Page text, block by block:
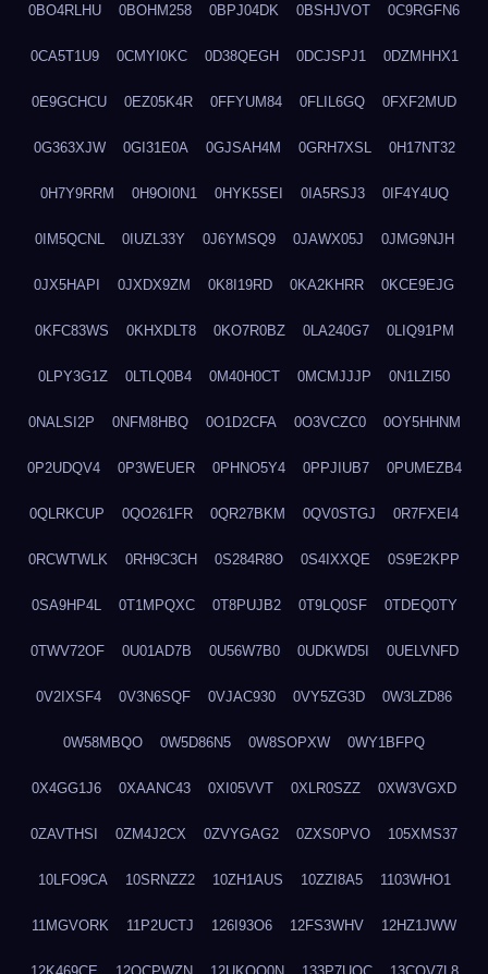
0BO4RLHU 0BOHM258 0BPJ04DK 0BSHJVOT 0C9RGFN6
0CA5T1U9 0CMYI0KC 0D38QEGH 0DCJSPJ1 0DZMHHX1
0E9GCHCU 0EZ05K4R 0FFYUM84 0FLIL6GQ 0FXF2MUD
0G363XJW 0GI31E0A 0GJSAH4M 0GRH7XSL 0H17NT32
0H7Y9RRM 0H9OI0N1 0HYK5SEI 0IA5RSJ3 0IF4Y4UQ
0IM5QCNL 0IUZL33Y 0J6YMSQ9 0JAWX05J 0JMG9NJH
0JX5HAPI 0JXDX9ZM 0K8I19RD 0KA2KHRR 0KCE9EJG
0KFC83WS 0KHXDLT8 0KO7R0BZ 0LA240G7 0LIQ91PM
0LPY3G1Z 0LTLQ0B4 0M40H0CT 0MCMJJJP 0N1LZI50
0NALSI2P 0NFM8HBQ 0O1D2CFA 0O3VCZC0 0OY5HHNM
0P2UDQV4 0P3WEUER 0PHNO5Y4 0PPJIUB7 0PUMEZB4
0QLRKCUP 0QO261FR 0QR27BKM 0QV0STGJ 0R7FXEI4
0RCWTWLK 0RH9C3CH 0S284R8O 0S4IXXQE 0S9E2KPP
0SA9HP4L 0T1MPQXC 0T8PUJB2 0T9LQ0SF 0TDEQ0TY
0TWV72OF 0U01AD7B 0U56W7B0 0UDKWD5I 0UELVNFD
0V2IXSF4 0V3N6SQF 0VJAC930 0VY5ZG3D 0W3LZD86
0W58MBQO 0W5D86N5 0W8SOPXW 0WY1BFPQ
0X4GG1J6 0XAANC43 0XI05VVT 0XLR0SZZ 0XW3VGXD
0ZAVTHSI 0ZM4J2CX 0ZVYGAG2 0ZXS0PVO 105XMS37
10LFO9CA 10SRNZZ2 10ZH1AUS 10ZZI8A5 1103WHO1
11MGVORK 11P2UCTJ 126I93O6 12FS3WHV 12HZ1JWW